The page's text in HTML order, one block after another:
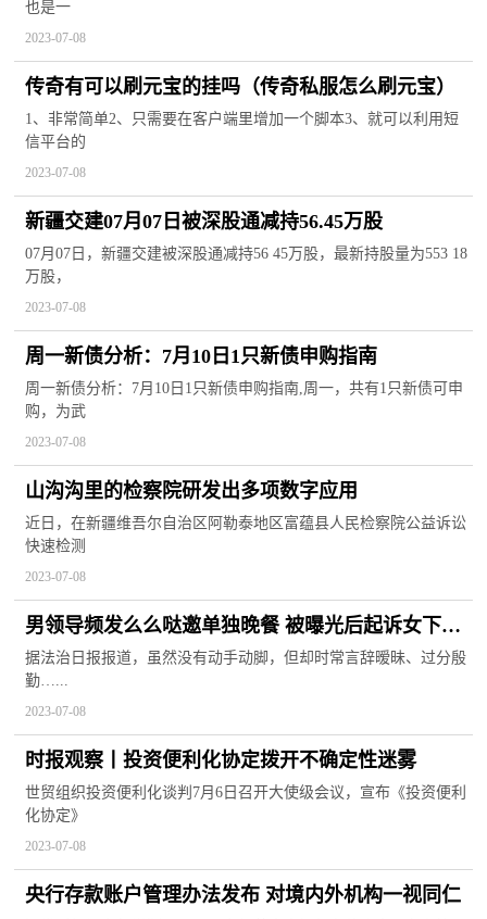
也是一
2023-07-08
传奇有可以刷元宝的挂吗（传奇私服怎么刷元宝）
1、非常简单2、只需要在客户端里增加一个脚本3、就可以利用短
信平台的
2023-07-08
新疆交建07月07日被深股通减持56.45万股
07月07日，新疆交建被深股通减持56 45万股，最新持股量为553 18
万股，
2023-07-08
周一新债分析：7月10日1只新债申购指南
周一新债分析：7月10日1只新债申购指南,周一，共有1只新债可申
购，为武
2023-07-08
山沟沟里的检察院研发出多项数字应用
近日，在新疆维吾尔自治区阿勒泰地区富蕴县人民检察院公益诉讼
快速检测
2023-07-08
男领导频发么么哒邀单独晚餐 被曝光后起诉女下属
侵权
据法治日报报道，虽然没有动手动脚，但却时常言辞暧昧、过分殷
勤…...
2023-07-08
时报观察丨投资便利化协定拨开不确定性迷雾
世贸组织投资便利化谈判7月6日召开大使级会议，宣布《投资便利
化协定》
2023-07-08
央行存款账户管理办法发布 对境内外机构一视同仁